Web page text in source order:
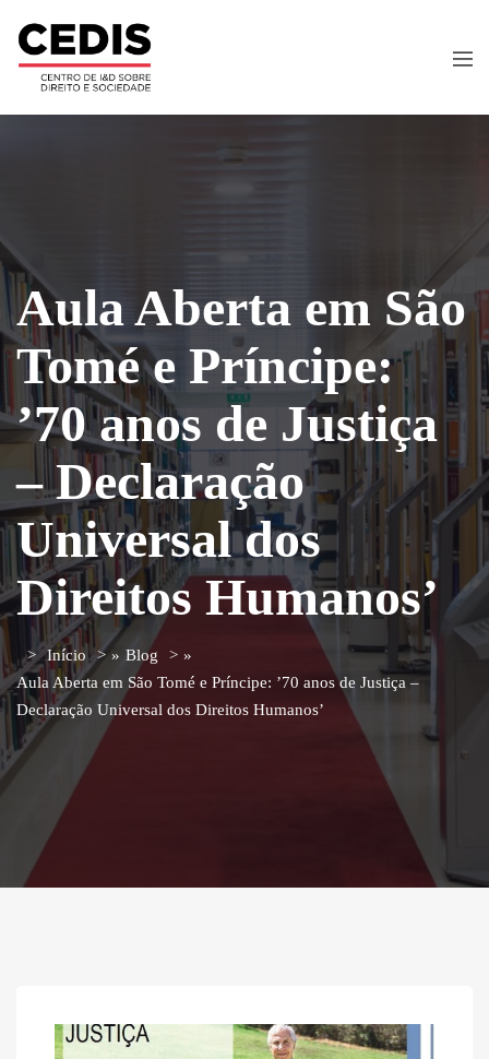
Aula Aberta em São
Tomé e Príncipe:
’70 anos de Justiça
– Declaração
Universal dos
Direitos Humanos’
Início » Blog
»
Aula Aberta em São Tomé e Príncipe: ’70 anos de Justiça –
Declaração Universal dos Direitos Humanos’